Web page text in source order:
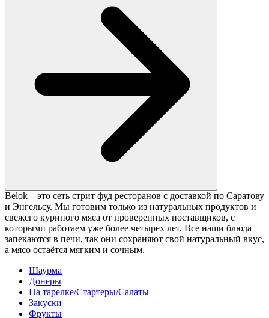
Belok – это сеть стрит фуд ресторанов с доставкой по Саратову
и Энгельсу. Мы готовим только из натуральных продуктов и
свежего куриного мяса от проверенных поставщиков, с
которыми работаем уже более четырех лет. Все наши блюда
запекаются в печи, так они сохраняют свой натуральный вкус,
а мясо остаётся мягким и сочным.
Шаурма
Донеры
На тарелке/Стартеры/Салаты
Закуски
Фрукты